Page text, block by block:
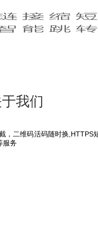
我们
二维码活码随时换,HTTPS
服务